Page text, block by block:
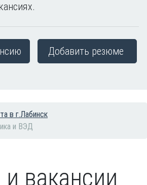
Добавить резюме
в г.Лабинск
и ВЭД
и вакансии